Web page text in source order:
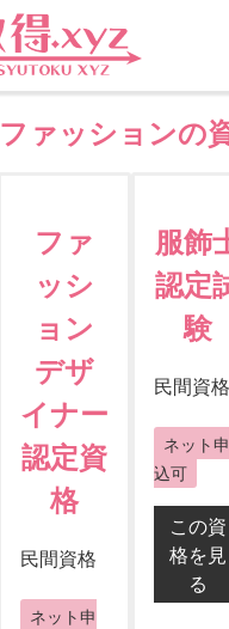
ファッションの
ファ
ッシ
ョン
デザ
イナー
認定資
格
民間資格
ネット申
服飾
認定
験
民間資格
ネット申
込可
この資
格を見
る